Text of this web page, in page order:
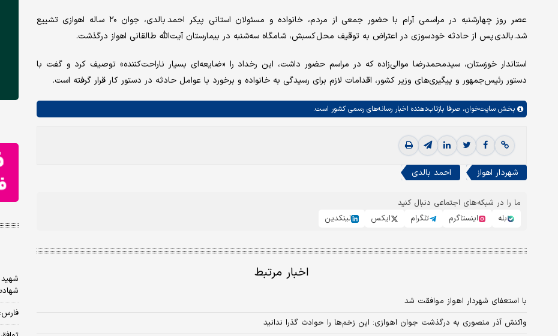
عصر روز چهارشنبه در مراسمی آرام با حضور جمعی از مردم، خانواده و مسئولان استانی پیکر احمد بالدی، جوان ۲۰ ساله اهوازی تشییع
شد. بالدی پس از حادثه خودسوزی در اعتراض به توقیف محل کسبش، شامگاه سه‌شنبه در بیمارستان آیت‌الله طالقانی اهواز درگذشت.
استاندار خوزستان، سیدمحمدرضا موالی‌زاده که در مراسم حضور داشت، این رخداد را «ضایعه‌ای بسیار ناراحت‌کننده» توصیف کرد و گفت با
دستور رئیس‌جمهور و پیگیری‌های وزیر کشور، اقدامات لازم برای رسیدگی به خانواده و برخورد با عوامل حادثه در دستور کار قرار گرفته است.
بخش سایت‌خوان، صرفا بازتاب‌دهنده اخبار رسانه‌های رسمی کشور است.
شهردار اهواز احمد بالدی
ما را در شبکه‌های اجتماعی دنبال کنید
بله
اینستاگرم تلگرام ایکس لینکدین
اخبار مرتبط
با استعفای شهردار اهواز موافقت شد
واکنش آذر منصوری به درگذشت جوان اهوازی: این زخم‌ها را حوادث گذرا ندانید